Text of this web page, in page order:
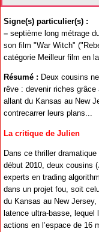
Signe(s) particulier(s) :
– septième long métrage
son film "War Witch"
catégorie Meilleur film en
Résumé : Deux cousins
rêve : devenir riches grâce
allant du Kansas au New
contrecarrer leurs plans...
La critique de Julien
Dans ce thriller dramatique
début 2010, deux cousins
experts en trading
dans un projet fou, soit
du Kansas au New
latence ultra-basse, lequel
actions en l’espace de 16